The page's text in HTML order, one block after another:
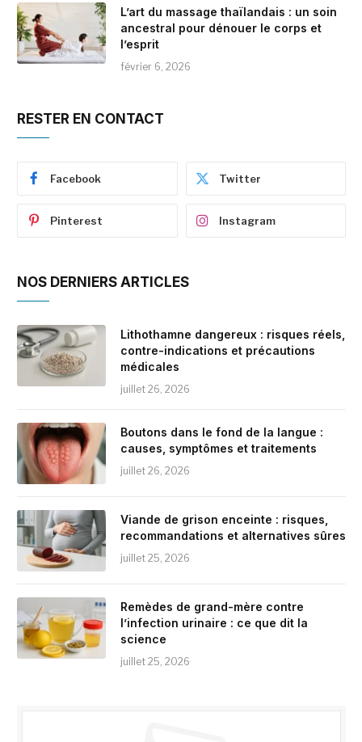
L’art du massage thaïlandais : un soin
ancestral pour dénouer le corps et
l’esprit
février 6, 2026
RESTER EN CONTACT
Facebook Twitter
Pinterest Instagram
NOS DERNIERS ARTICLES
Lithothamne dangereux : risques réels,
contre-indications et précautions
médicales
juillet 26, 2026
Boutons dans le fond de la langue :
causes, symptômes et traitements
juillet 26, 2026
Viande de grison enceinte : risques,
recommandations et alternatives sûres
juillet 25, 2026
Remèdes de grand-mère contre
l’infection urinaire : ce que dit la
science
juillet 25, 2026